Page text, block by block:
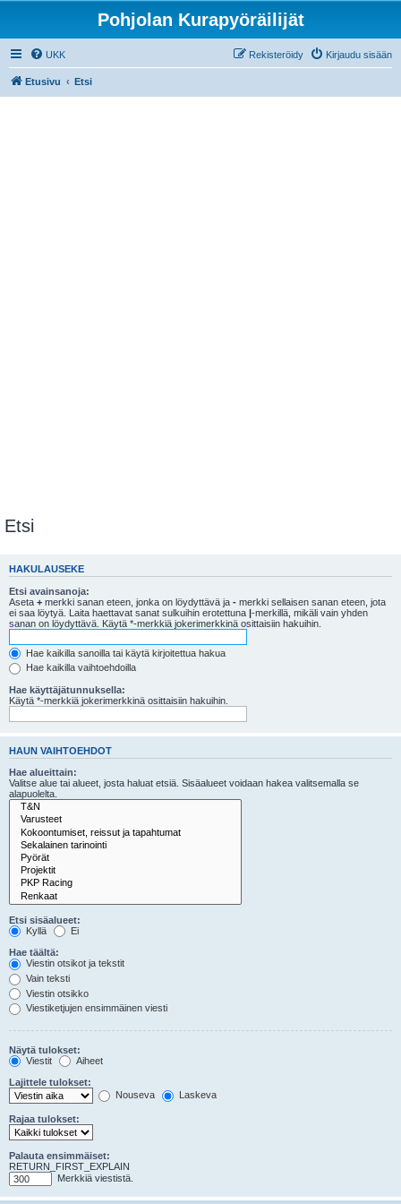
Pohjolan Kurapyöräilijät
UKK Kirjaudu sisään
Rekisteröidy
Etusivu Etsi
Etsi
HAKULAUSEKE
Etsi avainsanoja:
Aseta + merkki sanan eteen, jonka on löydyttävä ja - merkki sellaisen sanan eteen, jota
ei saa löytyä. Laita haettavat sanat sulkuihin erotettuna |-merkillä, mikäli vain yhden
sanan on löydyttävä. Käytä *-merkkiä jokerimerkkinä osittaisiin hakuihin.
Hae kaikilla sanoilla tai käytä kirjoitettua hakua
Hae kaikilla vaihtoehdoilla
Hae käyttäjätunnuksella:
Käytä *-merkkiä jokerimerkkinä osittaisiin hakuihin.
HAUN VAIHTOEHDOT
Hae alueittain:
Valitse alue tai alueet, josta haluat etsiä. Sisäalueet voidaan hakea valitsemalla se
alapuolelta.
Etsi sisäalueet:
Kyllä
Ei
Hae täältä:
Viestin otsikot ja tekstit
Vain teksti
Viestin otsikko
Viestiketjujen ensimmäinen viesti
Näytä tulokset:
Viestit
Aiheet
Lajittele tulokset:
Nouseva
Laskeva
Rajaa tulokset:
Palauta ensimmäiset:
RETURN_FIRST_EXPLAIN
Merkkiä viestistä.